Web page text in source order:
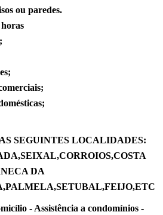
ou paredes.
SEGUINTES LOCALIDADES:
DA
- Assistência a condomínios -